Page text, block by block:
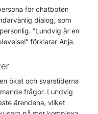
för chatboten
dialog, som
”Lundvig är en
förklarar Anja.
ökat och svarstiderna
frågor. Lundvig
ärendena, vilket